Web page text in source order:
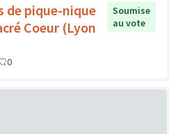
de pique-nique
Coeur (Lyon
Soumise
au vote
0